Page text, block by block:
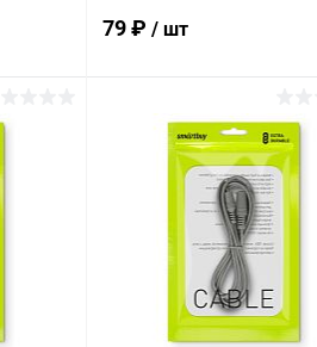
79 ₽ / шт
В корзину
Купить в 1 клик К
В